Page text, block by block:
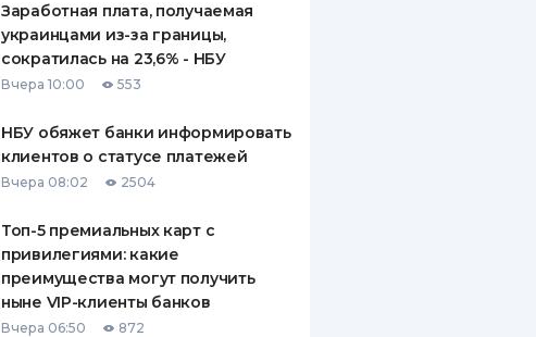
Заработная плата, получаемая
украинцами из-за границы,
сократилась на 23,6% - НБУ
Вчера 10:00 553
НБУ обяжет банки информировать
клиентов о статусе платежей
Вчера 08:02 2504
Топ-5 премиальных карт с
привилегиями: какие
преимущества могут получить
ныне VIP-клиенты банков
Вчера 06:50 872